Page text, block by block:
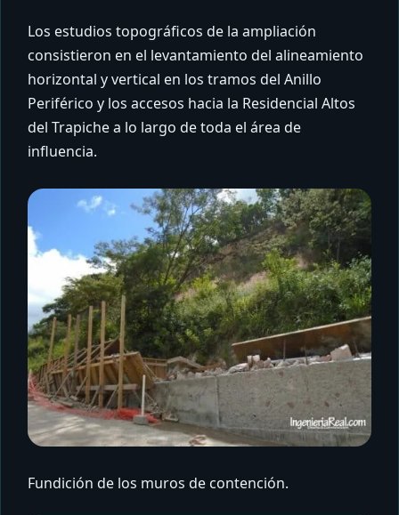
Los estudios topográficos de la ampliación
consistieron en el levantamiento del alineamiento
horizontal y vertical en los tramos del Anillo
Periférico y los accesos hacia la Residencial Altos
del Trapiche a lo largo de toda el área de
influencia.
Fundición de los muros de contención.